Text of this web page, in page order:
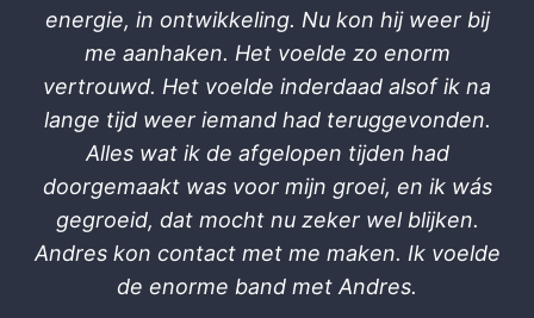
energie, in ontwikkeling. Nu kon hij weer bij
me aanhaken. Het voelde zo enorm
vertrouwd. Het voelde inderdaad alsof ik na
lange tijd weer iemand had teruggevonden.
Alles wat ik de afgelopen tijden had
doorgemaakt was voor mijn groei, en ik wás
gegroeid, dat mocht nu zeker wel blijken.
Andres kon contact met me maken. Ik voelde
de enorme band met Andres.